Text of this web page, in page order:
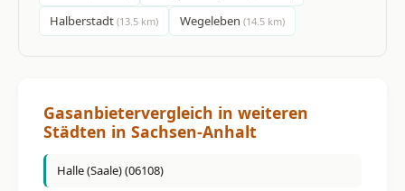
Halberstadt (13.5 km) Wegeleben (14.5 km)
Gasanbietervergleich in weiteren
Städten in Sachsen-Anhalt
Halle (Saale) (06108)